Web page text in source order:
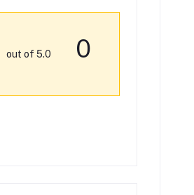
0
out of 5.0